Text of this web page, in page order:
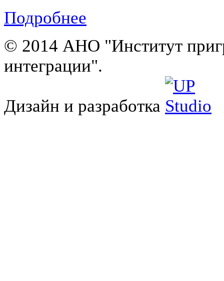
Подробнее
© 2014 АНО "Институт
интеграции".
Дизайн и разработка